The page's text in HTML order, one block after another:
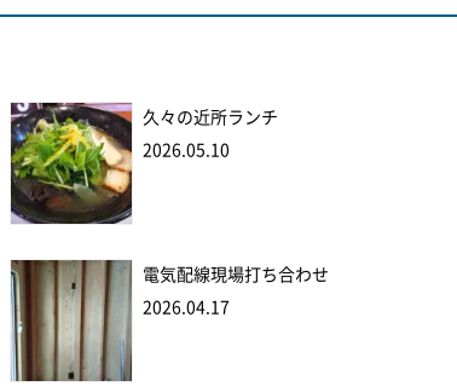
久々の近所ランチ
2026.05.10
電気配線現場打ち合わせ
2026.04.17